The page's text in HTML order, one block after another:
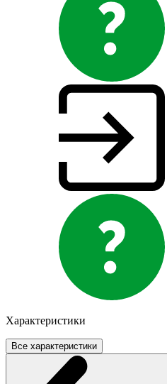
Характеристики
Все характеристики